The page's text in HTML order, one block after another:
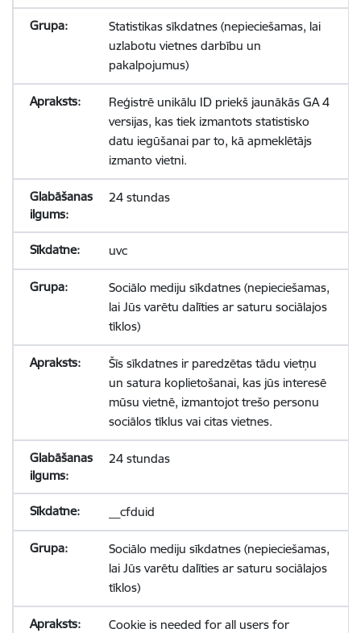
Statistikas sīkdatnes (nepieciešamas, lai
uzlabotu vietnes darbību un
pakalpojumus)
Reģistrē unikālu ID priekš jaunākās GA 4
versijas, kas tiek izmantots statistisko
datu iegūšanai par to, kā apmeklētājs
izmanto vietni.
24 stundas
uvc
Sociālo mediju sīkdatnes (nepieciešamas,
lai Jūs varētu dalīties ar saturu sociālajos
tīklos)
Šīs sīkdatnes ir paredzētas tādu vietņu
un satura koplietošanai, kas jūs interesē
mūsu vietnē, izmantojot trešo personu
sociālos tīklus vai citas vietnes.
24 stundas
__cfduid
Sociālo mediju sīkdatnes (nepieciešamas,
lai Jūs varētu dalīties ar saturu sociālajos
tīklos)
Cookie is needed for all users for